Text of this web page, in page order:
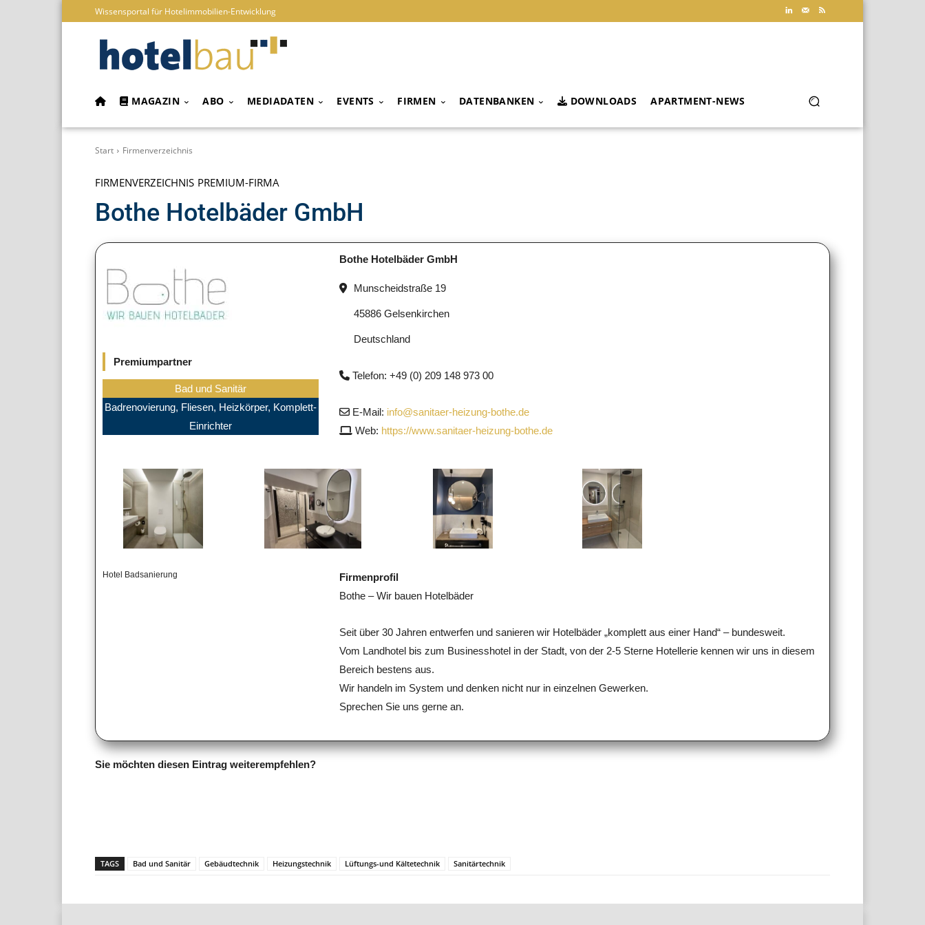
Wissensportal für Hotelimmobilien-Entwicklung
MAGAZIN ABO MEDIADATEN EVENTS FIRMEN DATENBANKEN DOWNLOADS APARTMENT-NEWS
Start Firmenverzeichnis
FIRMENVERZEICHNIS PREMIUM-FIRMA
Bothe Hotelbäder GmbH
Premiumpartner
Bad und Sanitär
Badrenovierung, Fliesen, Heizkörper, Komplett-
Einrichter
Bothe Hotelbäder GmbH
Munscheidstraße 19
45886 Gelsenkirchen
Deutschland
Telefon: +49 (0) 209 148 973 00
E-Mail: info@sanitaer-heizung-bothe.de
Web: https://www.sanitaer-heizung-bothe.de
Hotel Badsanierung
Firmenprofil
Bothe – Wir bauen Hotelbäder
Seit über 30 Jahren entwerfen und sanieren wir Hotelbäder „komplett aus einer Hand“ – bundesweit.
Vom Landhotel bis zum Businesshotel in der Stadt, von der 2-5 Sterne Hotellerie kennen wir uns in diesem
Bereich bestens aus.
Wir handeln im System und denken nicht nur in einzelnen Gewerken.
Sprechen Sie uns gerne an.
Sie möchten diesen Eintrag weiterempfehlen?
TAGS Bad und Sanitär Gebäudtechnik Heizungstechnik Lüftungs-und Kältetechnik Sanitärtechnik